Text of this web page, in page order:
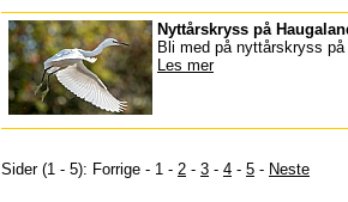
Nyttårskryss på
Bli med på nyttårskryss
Les mer
Sider (1 - 5): Forrige - 1 - 2 - 3 - 4 - 5 - Neste